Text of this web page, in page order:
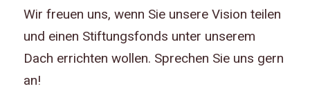
Wir freuen uns, wenn Sie unsere Vision teilen
und einen Stiftungsfonds unter unserem
Dach errichten wollen. Sprechen Sie uns gern
an!